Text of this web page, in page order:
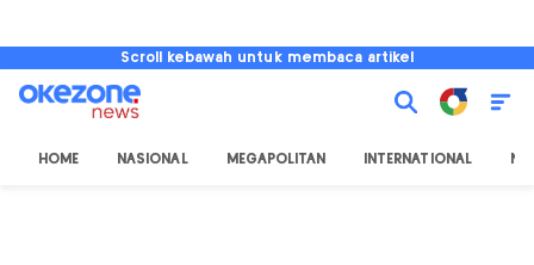
Scroll kebawah untuk membaca artikel
HOME NASIONAL MEGAPOLITAN INTERNATIONAL